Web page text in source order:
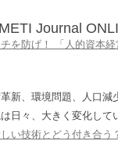
Journal
を防げ！ 「人的資本
新、環境問題、人口減
日々、大きく変化し
技術とどう付き合う